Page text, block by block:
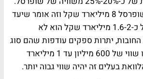
שווי הפעילות של שופרסל 8 מיליארד שקל וזה אומר שיעד
של שווי פעילות של כ-1.6-2 מיליארד שקל הוא לא
יתרות ספקים עודפות שהם סוג
של מממנים ותקבלו שווי של 600 מיליון עד 1 מיליארד
בעלים זה יהיה שווי גבוה יותר.